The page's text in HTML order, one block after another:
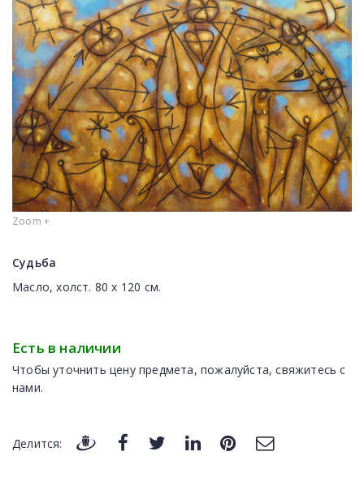
Zoom +
Судьба
Масло, холст. 80 х 120 см.
Есть в наличии
Чтобы уточнить цену предмета, пожалуйста, свяжитесь с
нами.
Делится: